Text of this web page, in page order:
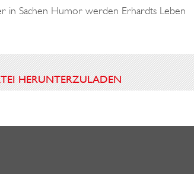
in Sachen Humor werden Erhardts Leben
HERUNTERZULADEN